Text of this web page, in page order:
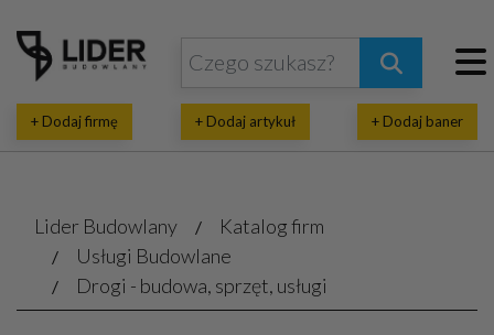
+ Dodaj firmę + Dodaj artykuł + Dodaj baner
Lider Budowlany
Katalog firm
Usługi Budowlane
Drogi - budowa, sprzęt, usługi